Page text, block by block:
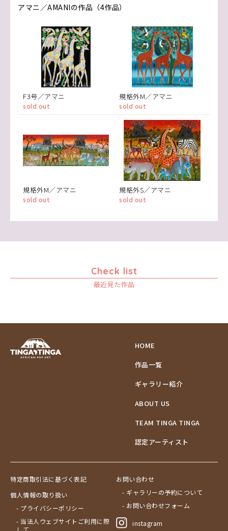
アマニ／AMANIの作品（4作品）
F3号／アマニ
sold out
規格外M／アマニ
sold out
規格外M／アマニ
sold out
規格外S／アマニ
sold out
Check list
最近見た作品
HOME
作品一覧
ギャラリー紹介
ABOUT US
TEAM TINGA TINGA
認定アーティスト
特定商取引法に基づく表記
個人情報の取り扱い
- プライバシーポリシー
- 当法人ウェブサイトご利用に際
して
お問い合わせ
- ギャラリーの予約について
- お問い合わせフォーム
instagram